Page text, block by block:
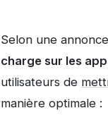
Selon une
charge sur les
utilisateurs de
manière optimale :